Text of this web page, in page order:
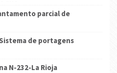
parcial de
de portagens
N-232-La Rioja